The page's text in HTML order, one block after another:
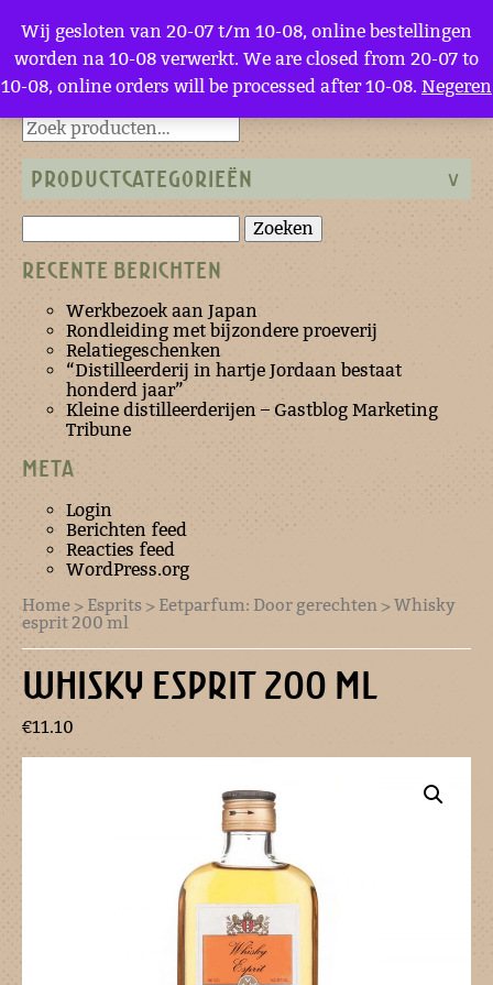
Terug naar de homepage
PRODUCTCATEGORIEËN
Zoeken
naar:
RECENTE BERICHTEN
Werkbezoek aan Japan
Rondleiding met bijzondere proeverij
Relatiegeschenken
“Distilleerderij in hartje Jordaan bestaat
honderd jaar”
Kleine distilleerderijen – Gastblog Marketing
Tribune
META
Login
Berichten feed
Reacties feed
WordPress.org
Home > Esprits > Eetparfum: Door gerechten > Whisky
esprit 200 ml
WHISKY ESPRIT 200 ML
€11.10
Wij gesloten van 20-07 t/m 10-08, online bestellingen
worden na 10-08 verwerkt. We are closed from 20-07 to
10-08, online orders will be processed after 10-08. Negeren